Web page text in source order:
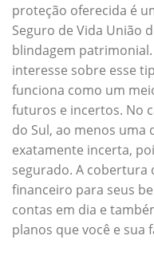
proteção oferecida é
Seguro de Vida União
blindagem
interesse sobre esse
funciona como um
futuros e incertos. No
do Sul, ao menos uma
exatamente incerta,
segurado. A cobertura
financeiro para seus
contas em dia e
planos que você e sua